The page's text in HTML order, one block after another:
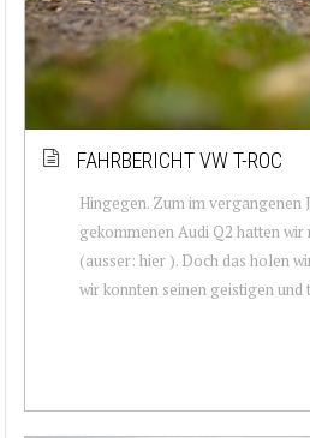
FAHRBERICHT VW T-ROC
Hingegen. Zum im vergangenen
gekommenen Audi Q2 hatten
(ausser: hier ). Doch das holen
wir konnten seinen geistigen und